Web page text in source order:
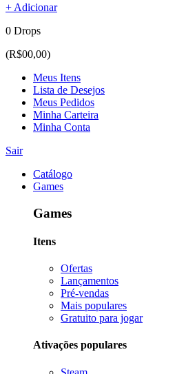
+ Adicionar
0 Drops
(R$00,00)
Meus Itens
Lista de Desejos
Meus Pedidos
Minha Carteira
Minha Conta
Sair
Catálogo
Games
Games
Itens
Ofertas
Lançamentos
Pré-vendas
Mais populares
Gratuito para jogar
Ativações populares